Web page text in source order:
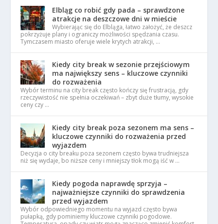
Elbląg co robić gdy pada – sprawdzone
atrakcje na deszczowe dni w mieście
Wybierając się do Elbląga, łatwo założyć, że deszcz
pokrzyżuje plany i ograniczy możliwości spędzania czasu.
Tymczasem miasto oferuje wiele krytych atrakcji, …
Kiedy city break w sezonie przejściowym
ma największy sens – kluczowe czynniki
do rozważenia
Wybór terminu na city break często kończy się frustracją, gdy
rzeczywistość nie spełnia oczekiwań – zbyt duże tłumy, wysokie
ceny czy …
Kiedy city break poza sezonem ma sens –
kluczowe czynniki do rozważenia przed
wyjazdem
Decyzja o city breaku poza sezonem często bywa trudniejsza
niż się wydaje, bo niższe ceny i mniejszy tłok mogą iść w …
Kiedy pogoda naprawdę sprzyja –
najważniejsze czynniki do sprawdzenia
przed wyjazdem
Wybór odpowiedniego momentu na wyjazd często bywa
pułapką, gdy pominiemy kluczowe czynniki pogodowe.